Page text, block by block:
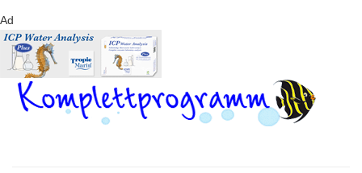
Ad